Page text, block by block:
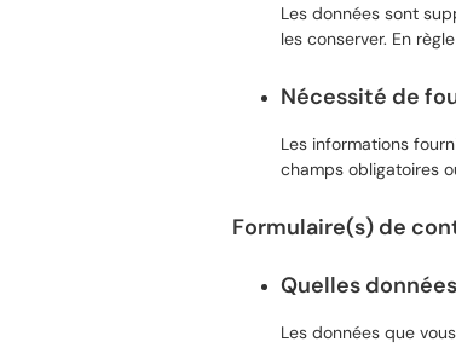
Les données sont
les conserver. En
Nécessité de
Les informations
champs obligatoires
Formulaire(s) de
Quelles
Les données que